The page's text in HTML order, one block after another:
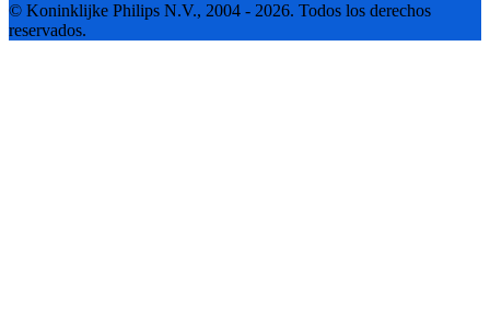
© Koninklijke Philips N.V., 2004 - 2026. Todos los derechos
reservados.